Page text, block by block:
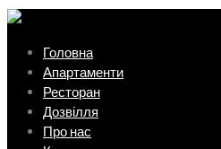
Головна
Апартаменти
Ресторан
Дозвілля
Про нас